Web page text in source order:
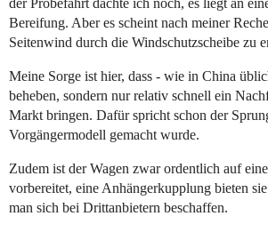
der Probefahrt dachte ich noch, es liegt an
Bereifung. Aber es scheint nach meiner
Seitenwind durch die Windschutzscheibe zu
Meine Sorge ist hier, dass - wie in China
beheben, sondern nur relativ schnell ein
Markt bringen. Dafür spricht schon der
Vorgängermodell gemacht wurde.
Zudem ist der Wagen zwar ordentlich auf
vorbereitet, eine Anhängerkupplung bieten
man sich bei Drittanbietern beschaffen.